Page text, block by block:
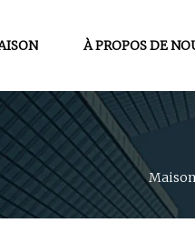
À PROPOS DE
Maison